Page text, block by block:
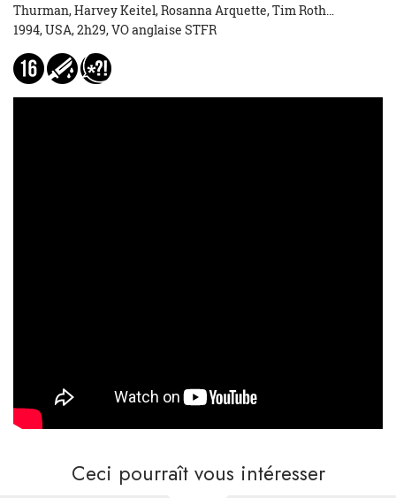
Thurman, Harvey Keitel, Rosanna Arquette, Tim Roth…
1994, USA, 2h29, VO anglaise STFR
Ceci pourraît vous intéresser